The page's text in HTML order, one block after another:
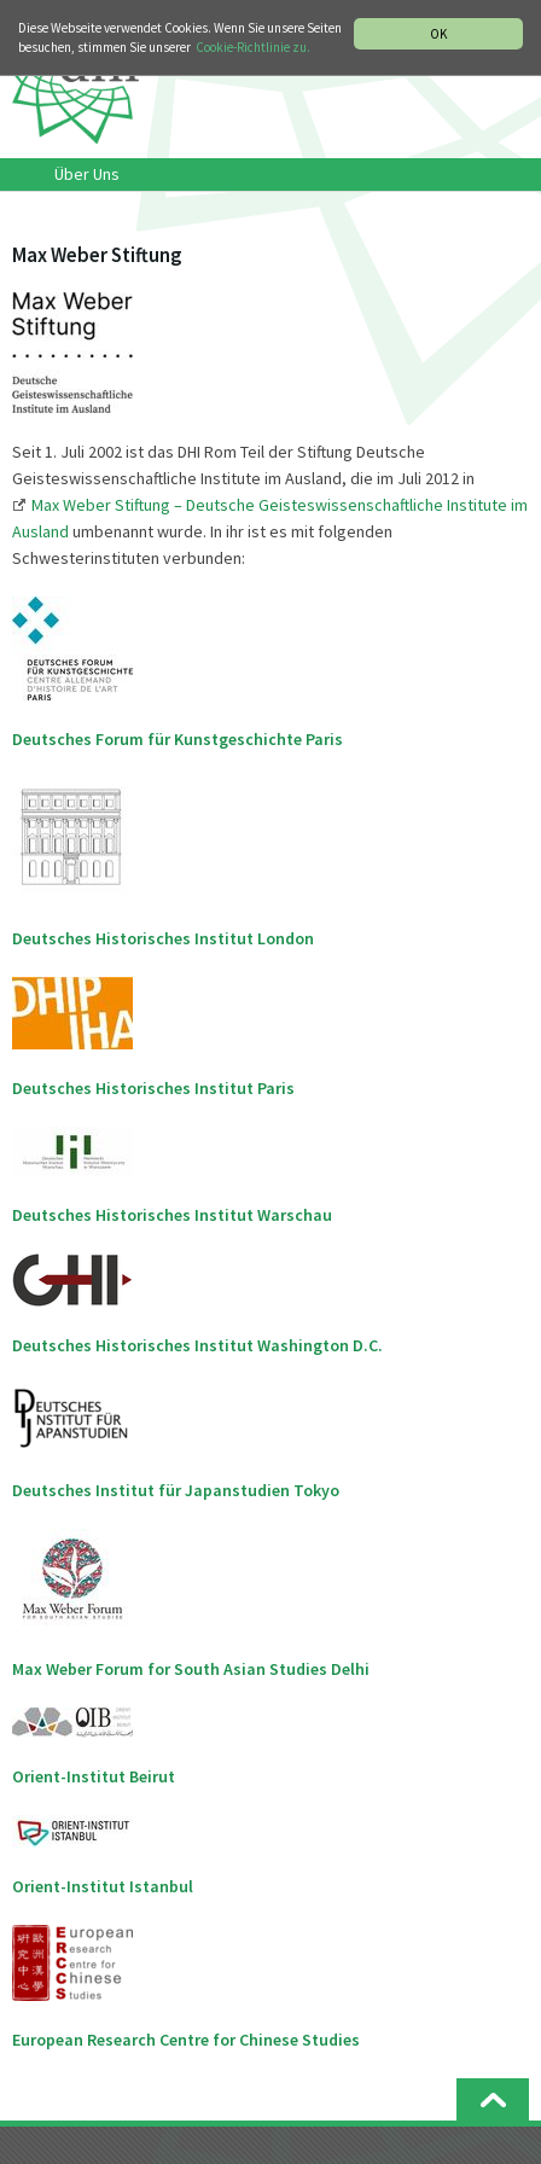
OK
Diese Webseite verwendet Cookies. Wenn Sie unsere Seiten
besuchen, stimmen Sie unserer Cookie-Richtlinie zu.
Über Uns
Max Weber Stiftung
Seit 1. Juli 2002 ist das DHI Rom Teil der Stiftung Deutsche
Geisteswissenschaftliche Institute im Ausland, die im Juli 2012 in
Max Weber Stiftung – Deutsche Geisteswissenschaftliche Institute im
Ausland umbenannt wurde. In ihr ist es mit folgenden
Schwesterinstituten verbunden:
Deutsches Forum für Kunstgeschichte Paris
Deutsches Historisches Institut London
Deutsches Historisches Institut Paris
Deutsches Historisches Institut Warschau
Deutsches Historisches Institut Washington D.C.
Deutsches Institut für Japanstudien Tokyo
Max Weber Forum for South Asian Studies Delhi
Orient-Institut Beirut
Orient-Institut Istanbul
European Research Centre for Chinese Studies